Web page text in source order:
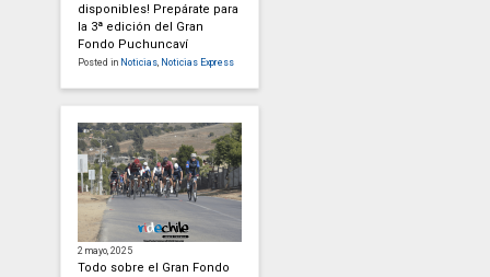
disponibles! Prepárate para
la 3ª edición del Gran
Fondo Puchuncaví
Posted in Noticias Noticias Express
2 mayo, 2025
Todo sobre el Gran Fondo